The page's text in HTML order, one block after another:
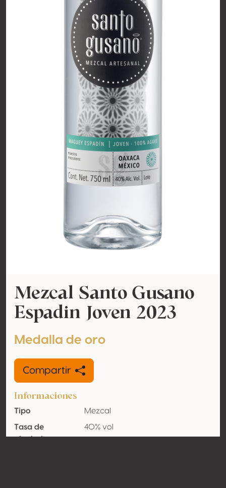
Mezcal Santo Gusano
Espadin Joven 2023
Medalla de oro
Compartir
Informaciones
Tipo
Mezcal
Tasa de
alcohol
40% vol